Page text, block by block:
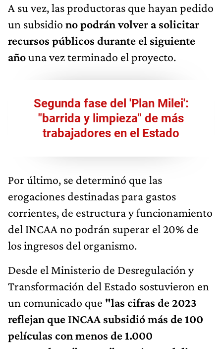
A su vez, las productoras que hayan pedido
un subsidio no podrán volver a solicitar
recursos públicos durante el siguiente
añouna vez terminado el proyecto.
Segunda fase del 'Plan Milei':
"barrida y limpieza" de más
trabajadores en el Estado
Por último, se determinó que las
erogaciones destinadas para gastos
corrientes, de estructura y funcionamiento
del INCAA no podrán superar el 20% de
los ingresos del organismo.
Desde el Ministerio de Desregulación y
Transformación del Estado sostuvieron en
un comunicado que "las cifras de 2023
reflejan que INCAA subsidió más de 100
películas con menos de 1.000